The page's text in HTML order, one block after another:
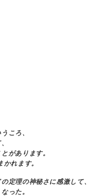
ころ、
があります。
れます。
定理の神秘さに感激して、
った。